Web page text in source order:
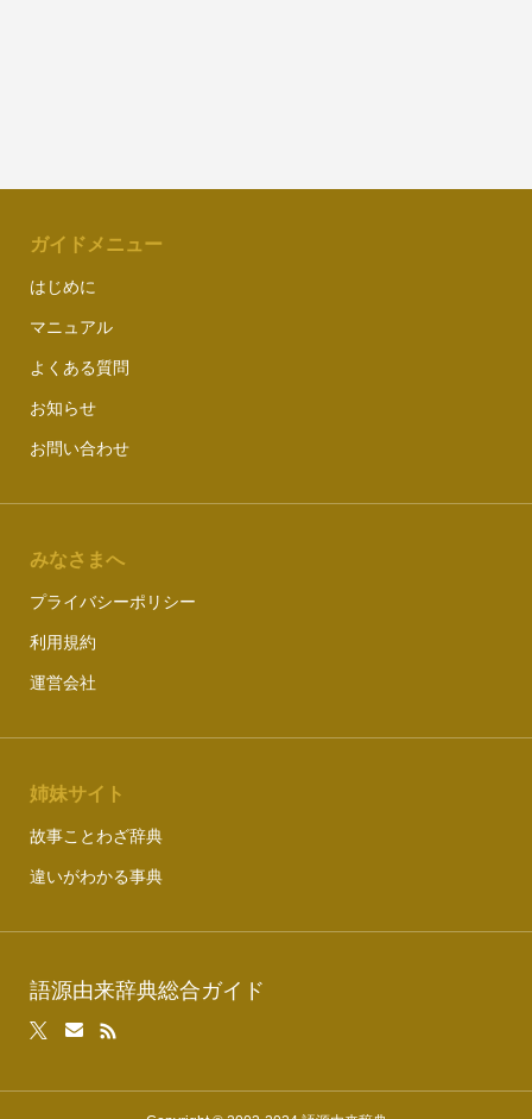
ガイドメニュー
はじめに
マニュアル
よくある質問
お知らせ
お問い合わせ
みなさまへ
プライバシーポリシー
利用規約
運営会社
姉妹サイト
故事ことわざ辞典
違いがわかる事典
語源由来辞典総合ガイド